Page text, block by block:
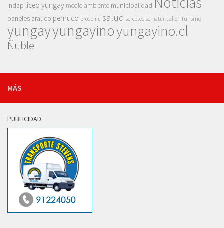
indap liceo yungay medio ambiente municipalidad
paneles arauco pemuco prodemu salud sercotec sernatur taller Turismo
yungayyungayinoyungayino.cl
Ñuble
MÁS
PUBLICIDAD